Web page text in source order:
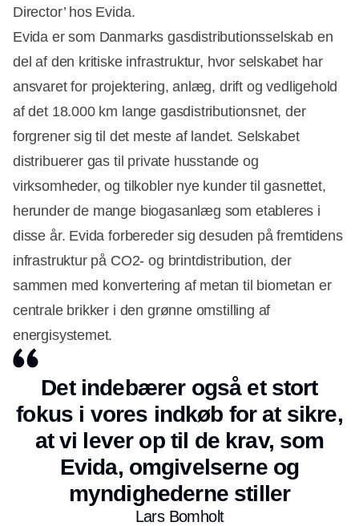
Director’ hos Evida.
Evida er som Danmarks gasdistributionsselskab en
del af den kritiske infrastruktur, hvor selskabet har
ansvaret for projektering, anlæg, drift og vedligehold
af det 18.000 km lange gasdistributionsnet, der
forgrener sig til det meste af landet. Selskabet
distribuerer gas til private husstande og
virksomheder, og tilkobler nye kunder til gasnettet,
herunder de mange biogasanlæg som etableres i
disse år. Evida forbereder sig desuden på fremtidens
infrastruktur på CO2- og brintdistribution, der
sammen med konvertering af metan til biometan er
centrale brikker i den grønne omstilling af
energisystemet.
Annonce
Det indebærer også et stort
fokus i vores indkøb for at sikre,
at vi lever op til de krav, som
Evida, omgivelserne og
myndighederne stiller
Lars Bomholt